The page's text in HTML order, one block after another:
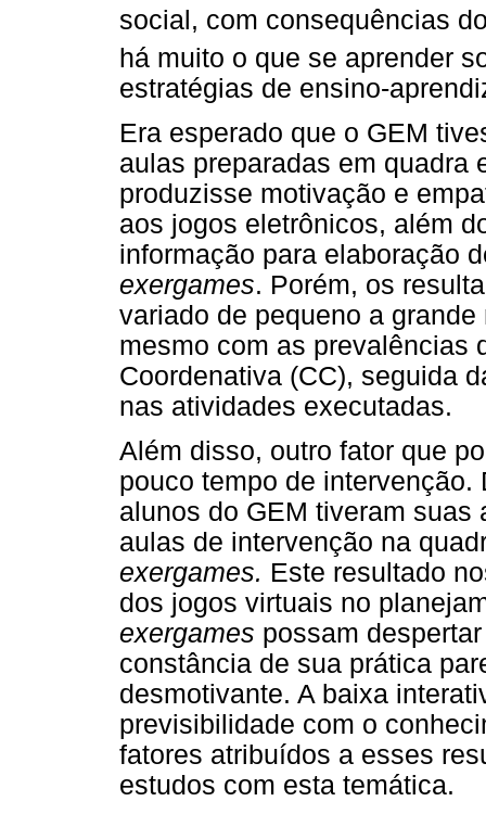
social, com consequências
há muito o que se aprender
estratégias de ensino-
Era esperado que o GEM
aulas preparadas em quadra
produzisse motivação e
aos jogos eletrônicos, além
informação para elaboração
exergames. Porém, os
variado de pequeno a
mesmo com as prevalências
Coordenativa (CC), seguida
nas atividades executadas.
Além disso, outro fator que
pouco tempo de intervenção.
alunos do GEM tiveram
aulas de intervenção na
exergames. Este resultado
dos jogos virtuais no
exergames possam
constância de sua prática
desmotivante. A baixa
previsibilidade com o
fatores atribuídos a esses
estudos com esta temática.